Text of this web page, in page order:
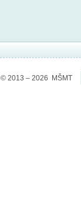
© 2013 – 2026 MŠMT